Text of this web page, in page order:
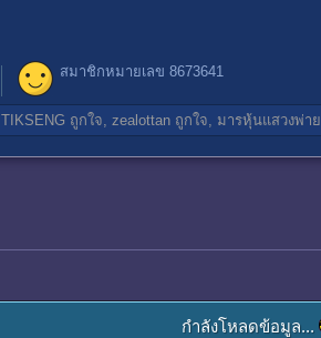
สมาชิกหมายเลข 8673641
TIKSENG ถูกใจ, zealottan ถูกใจ, มารหุ้นแสวงพ่าย
กำลังโหลดข้อมูล...